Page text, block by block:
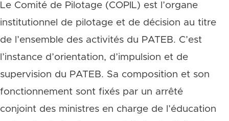
Le Comité de Pilotage (COPIL) est l’organe
institutionnel de pilotage et de décision au titre
de l’ensemble des activités du PATEB. C’est
l’instance d’orientation, d’impulsion et de
supervision du PATEB. Sa composition et son
fonctionnement sont fixés par un arrêté
conjoint des ministres en charge de l’éducation